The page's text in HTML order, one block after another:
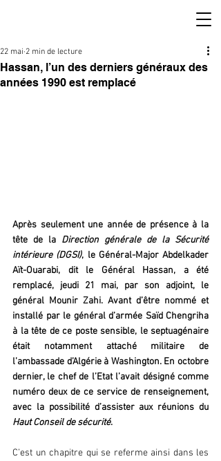
Hassan, l’un des derniers généraux des
années 1990 est remplacé
22 mai 2 min de lecture
Après seulement une année de présence à la
tête de la Direction générale de la Sécurité
intérieure (DGSI), le Général-Major Abdelkader
Aït-Ouarabi, dit le Général Hassan, a été
remplacé, jeudi 21 mai, par son adjoint, le
général Mounir Zahi. Avant d’être nommé et
installé par le général d’armée Saïd Chengriha
à la tête de ce poste sensible, le septuagénaire
était notamment attaché militaire de
l’ambassade d’Algérie à Washington. En octobre
dernier, le chef de l’Etat l’avait désigné comme
numéro deux de ce service de renseignement,
Haut Conseil de sécurité.
C’est un chapitre qui se referme ainsi dans les